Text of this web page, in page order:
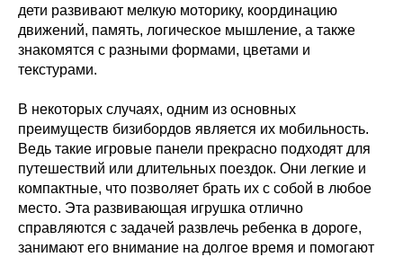
дети развивают мелкую моторику, координацию
движений, память, логическое мышление, а также
знакомятся с разными формами, цветами и
текстурами.
В некоторых случаях, одним из основных
преимуществ бизибордов является их мобильность.
Ведь такие игровые панели прекрасно подходят для
путешествий или длительных поездок. Они легкие и
компактные, что позволяет брать их с собой в любое
место. Эта развивающая игрушка отлично
справляются с задачей развлечь ребенка в дороге,
занимают его внимание на долгое время и помогают